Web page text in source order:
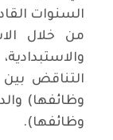
السنوات
من خلال
التناقض بين
وظائفها)
وظائفها).